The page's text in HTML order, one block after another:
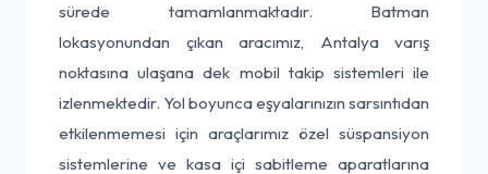
sürede tamamlanmaktadır. Batman
lokasyonundan çıkan aracımız, Antalya varış
noktasına ulaşana dek mobil takip sistemleri ile
izlenmektedir. Yol boyunca eşyalarınızın sarsıntıdan
etkilenmemesi için araçlarımız özel süspansiyon
sistemlerine ve kasa içi sabitleme aparatlarına